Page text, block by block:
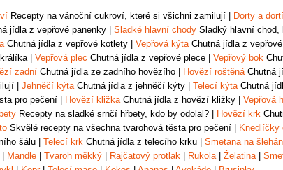
Recepty na vánoční cukroví, které si všichni zamilují Dorty a
jídla z vepřové panenky Sladké hlavní chody Sladký hlavní chod,
Chutná jídla z vepřové kotlety Vepřová kýtaChutná jídla z
| Vepřová plec Chutná jídla z vepřové plece Vepřový bok
zadní Chutná jídla ze zadního hovězího Hovězí roštěnáChutná
Jehněčí kýtaChutná jídla z jehněčí kýty Telecí kýtaChutná
pro pečení
Hovězí kližkaChutná jídla z hovězí kližky Vepřová
Recepty na sladké srnčí hřbety, kdo by odolal? Hovězí krk
Skvělé recepty na všechna tvarohová těsta pro pečení Knedlíčky
šálu
Telecí krk Chutná jídla z telecího krku Smetana na
Mandle Tvaroh měkký Rajčatový protlak Rukola| Želatina|